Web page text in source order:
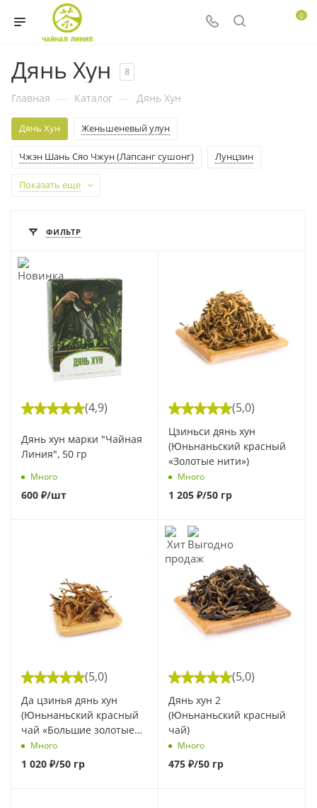
0
Дянь Хун 8
Главная — Каталог — Дянь Хун
Женьшеневый улун
Чжэн Шань Сяо Чжун (Лапсанг сушонг) Лунцзин
Дянь Хун
Показать еще
ФИЛЬТР
(4,9)
Дянь хун марки "Чайная
Линия", 50 гр
Много
600 ₽/шт
(5,0)
Цзиньси дянь хун
(Юньнаньский красный
«Золотые нити»)
Много
1 205 ₽/50 гр
(5,0)
Да цзинья дянь хун
(Юньнаньский красный
чай «Большие золотые
почки»)
Много
1 020 ₽/50 гр
(5,0)
Дянь хун 2
(Юньнаньский красный
чай)
Много
475 ₽/50 гр